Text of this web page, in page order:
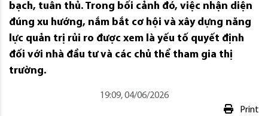
bạch, tuân thủ. Trong bối cảnh đó, việc nhận diện
đúng xu hướng, nắm bắt cơ hội và xây dựng năng
lực quản trị rủi ro được xem là yếu tố quyết định
đối với nhà đầu tư và các chủ thể tham gia thị
trường.
19:09, 04/06/2026
Print